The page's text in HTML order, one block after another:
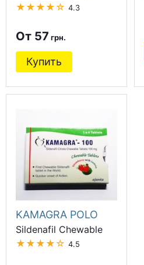
★★★★☆ 4.3
От 57
Купить
KAMAGRA POLO
Sildenafil Chewable
★★★★☆ 4.5